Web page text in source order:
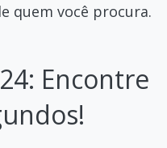
quem você procura.
Encontre